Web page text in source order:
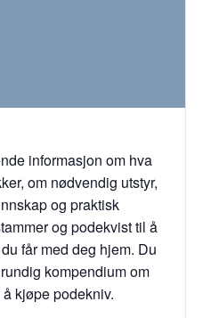
informasjon om hva
om nødvendig utstyr,
og praktisk
og podekvist til å
får med deg hjem. Du
kompendium om
kjøpe podekniv.